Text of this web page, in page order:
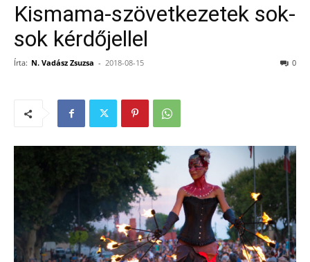
Kismama-szövetkezetek sok-
sok kérdőjellel
Írta: N. Vadász Zsuzsa - 2018-08-15 0